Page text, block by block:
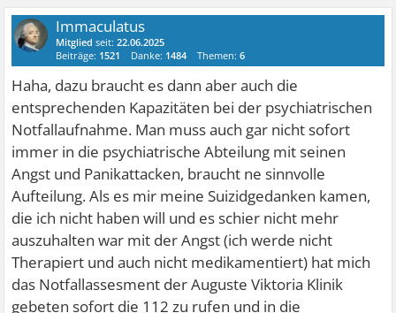
Immaculatus
Mitglied seit:22.06.2025
Beiträge: 1521 Danke: 1484 Themen:6
Haha, dazu braucht es dann aber auch die
entsprechenden Kapazitäten bei der psychiatrischen
Notfallaufnahme. Man muss auch gar nicht sofort
immer in die psychiatrische Abteilung mit seinen
Angst und Panikattacken, braucht ne sinnvolle
Aufteilung. Als es mir meine Suizidgedanken kamen,
die ich nicht haben will und es schier nicht mehr
auszuhalten war mit der Angst (ich werde nicht
Therapiert und auch nicht medikamentiert) hat mich
das Notfallassesment der Auguste Viktoria Klinik
gebeten sofort die 112 zu rufen und in die